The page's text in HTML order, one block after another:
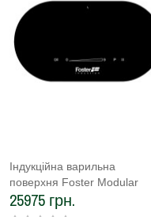
Індукційна варильна
поверхня Foster Modular
Induction Series 7368 020
25975 грн.